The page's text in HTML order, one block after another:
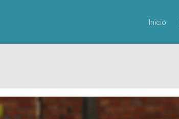
Inicio